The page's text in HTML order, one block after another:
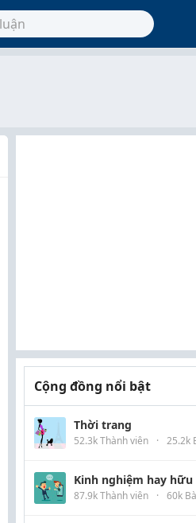
Cộng đồng nổi bật
Thời trang
52.3k Thành viên · 25.2k
Kinh nghiệm hay hữu
87.9k Thành viên · 60k